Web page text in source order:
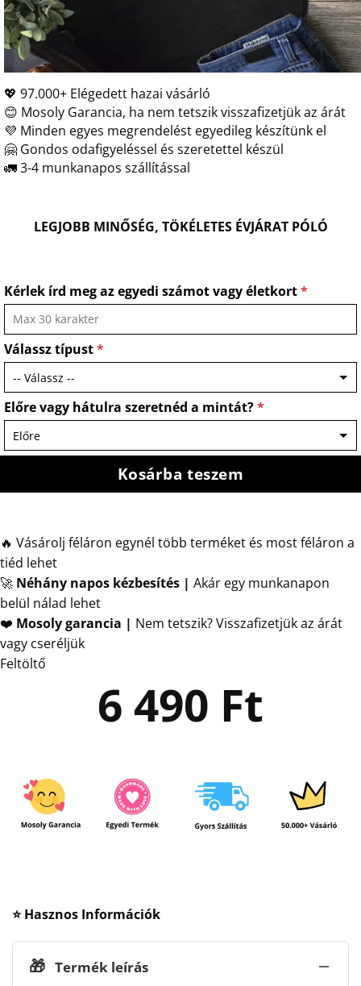
💖 97.000+ Elégedett hazai vásárló
😊 Mosoly Garancia, ha nem tetszik visszafizetjük az árát
💜 Minden egyes megrendelést egyedileg készítünk el
🤗 Gondos odafigyeléssel és szeretettel készül
🚛 3-4 munkanapos szállítással
LEGJOBB MINŐSÉG, TÖKÉLETES ÉVJÁRAT PÓLÓ
Kérlek írd meg az egyedi számot vagy életkort*
Válassz típust*
Előre vagy hátulra szeretnéd a mintát?*
Kosárba teszem
🔥 Vásárolj féláron egynél több terméket és most féláron a
tiéd lehet
🚀 Néhány napos kézbesítés | Akár egy munkanapon
belül nálad lehet
❤️ Mosoly garancia | Nem tetszik? Visszafizetjük az árát
vagy cseréljük
Feltöltő
6 490 Ft
⭐ Hasznos Információk
🎁 Termék leírás